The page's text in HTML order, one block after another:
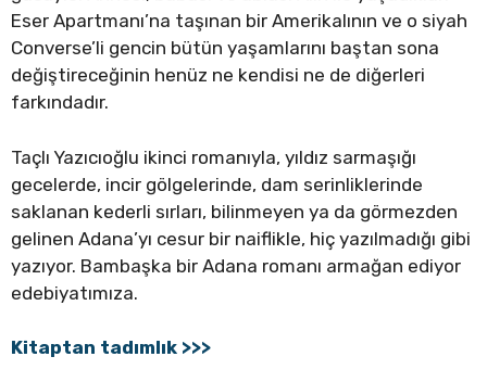
Eser Apartmanı’na taşınan bir Amerikalının ve o siyah
Converse’li gencin bütün yaşamlarını baştan sona
değiştireceğinin henüz ne kendisi ne de diğerleri
farkındadır.
Taçlı Yazıcıoğlu ikinci romanıyla, yıldız sarmaşığı
gecelerde, incir gölgelerinde, dam serinliklerinde
saklanan kederli sırları, bilinmeyen ya da görmezden
gelinen Adana’yı cesur bir naiflikle, hiç yazılmadığı gibi
yazıyor. Bambaşka bir Adana romanı armağan ediyor
edebiyatımıza.
Kitaptan tadımlık >>>